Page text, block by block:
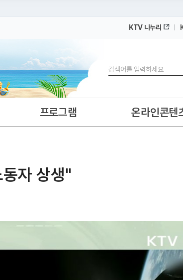
주소를 확인해 보세요
KTV 나누리
검색
프로그램 온라인콘텐
자 상생"